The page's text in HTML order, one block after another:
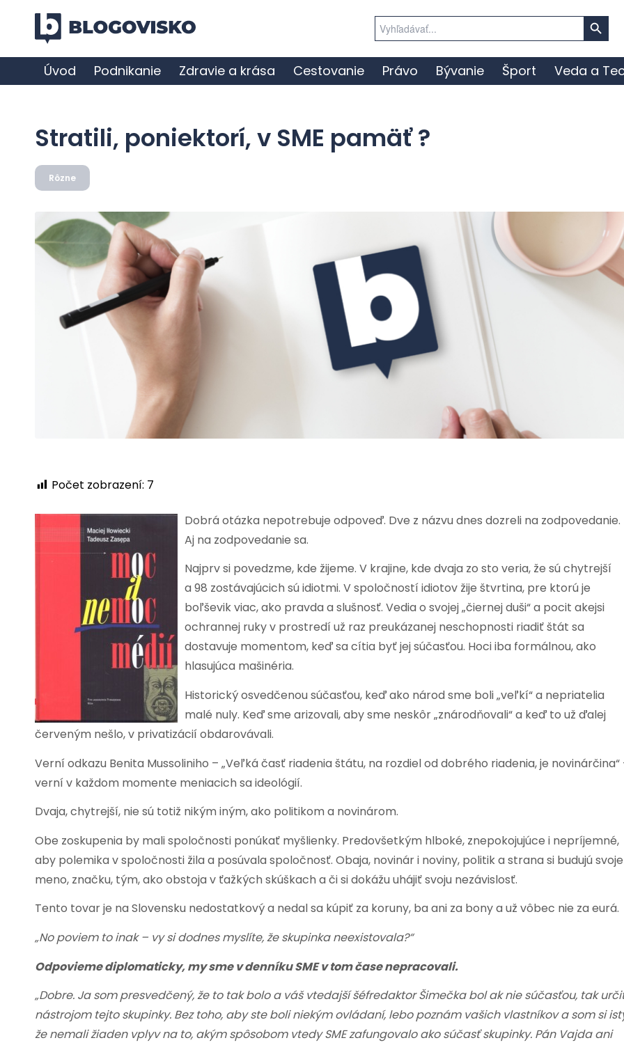
for:
Search Button
Úvod Podnikanie Zdravie a krása Cestovanie Právo Bývanie Šport Veda a
Stratili, poniektorí, v SME pamäť ?
Rôzne
Počet zobrazení: 7
Dobrá otázka nepotrebuje odpoveď. Dve z názvu dnes dozreli na zodpovedanie.
Aj na zodpovedanie sa.
Najprv si povedzme, kde žijeme. V krajine, kde dvaja zo sto veria, že sú chytrejší
a 98 zostávajúcich sú idiotmi. V spoločností idiotov žije štvrtina, pre ktorú je
boľševik viac, ako pravda a slušnosť. Vedia o svojej „čiernej duši“ a pocit akejsi
ochrannej ruky v prostredí už raz preukázanej neschopnosti riadiť štát sa
dostavuje momentom, keď sa cítia byť jej súčasťou. Hoci iba formálnou, ako
hlasujúca mašinéria.
Historický osvedčenou súčasťou, keď ako národ sme boli „veľkí“ a nepriatelia
malé nuly. Keď sme arizovali, aby sme neskôr „znárodňovali“ a keď to už ďalej
červeným nešlo, v privatizácií obdarovávali.
Verní odkazu Benita Mussoliniho – „Veľká časť riadenia štátu, na rozdiel od dobrého riadenia, je novinárčina“
verní v každom momente meniacich sa ideológií.
Dvaja, chytrejší, nie sú totiž nikým iným, ako politikom a novinárom.
Obe zoskupenia by mali spoločnosti ponúkať myšlienky. Predovšetkým hlboké, znepokojujúce i nepríjemné,
aby polemika v spoločnosti žila a posúvala spoločnosť. Obaja, novinár i noviny, politik a strana si budujú svoje
meno, značku, tým, ako obstoja v ťažkých skúškach a či si dokážu uhájiť svoju nezávislosť.
Tento tovar je na Slovensku nedostatkový a nedal sa kúpiť za koruny, ba ani za bony a už vôbec nie za eurá.
„No poviem to inak – vy si dodnes myslíte, že skupinka neexistovala?“
Odpovieme diplomaticky, my sme v denníku SME v tom čase nepracovali.
„Dobre. Ja som presvedčený, že to tak bolo a váš vtedajší šéfredaktor Šimečka bol ak nie súčasťou, tak
nástrojom tejto skupinky. Bez toho, aby ste boli niekým ovládaní, lebo poznám vašich vlastníkov a som si
že nemali žiaden vplyv na to, akým spôsobom vtedy SME zafungovalo ako súčasť skupinky. Pán Vajda ani